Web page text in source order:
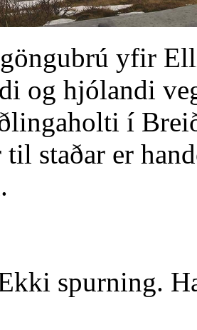
yfir
og hjólandi
í
til staðar er
spurning.